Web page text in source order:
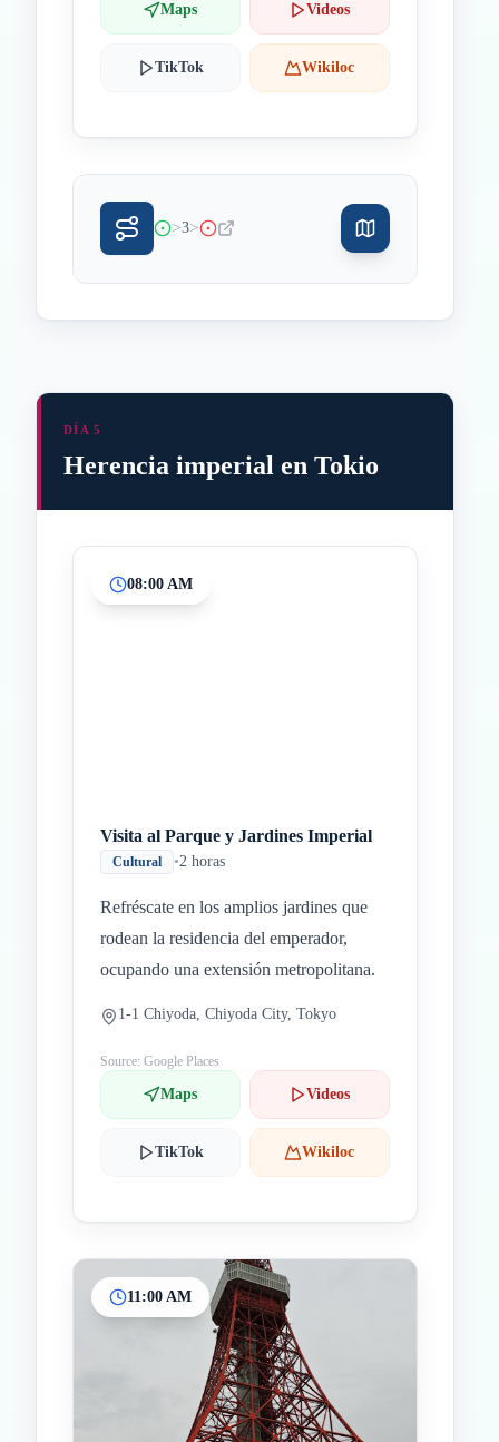
Maps Videos
TikTok Wikiloc
>3>
DÍA 5
Herencia imperial en Tokio
08:00 AM
Visita al Parque y Jardines Imperial
Cultural •2 horas
Refréscate en los amplios jardines que
rodean la residencia del emperador,
ocupando una extensión metropolitana.
1-1 Chiyoda, Chiyoda City, Tokyo
Source: Google Places
Maps Videos
TikTok Wikiloc
11:00 AM